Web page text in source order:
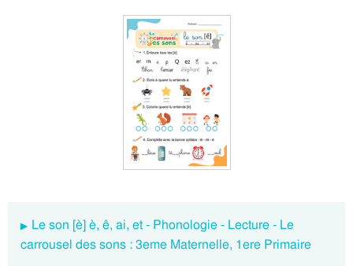
Le son [è] è, ê, ai, et - Phonologie - Lecture - Le
carrousel des sons : 3eme Maternelle, 1ere Primaire